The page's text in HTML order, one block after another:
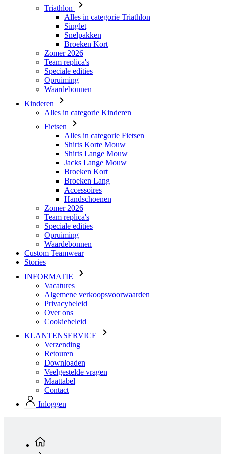
Triathlon
Alles in categorie Triathlon
Singlet
Snelpakken
Broeken Kort
Zomer 2026
Team replica's
Speciale edities
Opruiming
Waardebonnen
Kinderen
Alles in categorie Kinderen
Fietsen
Alles in categorie Fietsen
Shirts Korte Mouw
Shirts Lange Mouw
Jacks Lange Mouw
Broeken Kort
Broeken Lang
Accessoires
Handschoenen
Zomer 2026
Team replica's
Speciale edities
Opruiming
Waardebonnen
Custom Teamwear
Stories
INFORMATIE
Vacatures
Algemene verkoopsvoorwaarden
Privacybeleid
Over ons
Cookiebeleid
KLANTENSERVICE
Verzending
Retouren
Downloaden
Veelgestelde vragen
Maattabel
Contact
Inloggen